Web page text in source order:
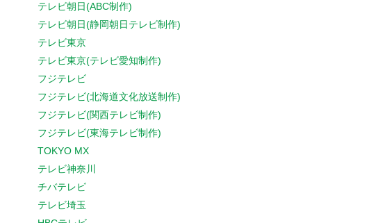
テレビ朝日(ABC制作)
テレビ朝日(静岡朝日テレビ制作)
テレビ東京
テレビ東京(テレビ愛知制作)
フジテレビ
フジテレビ(北海道文化放送制作)
フジテレビ(関西テレビ制作)
フジテレビ(東海テレビ制作)
TOKYO MX
テレビ神奈川
チバテレビ
テレビ埼玉